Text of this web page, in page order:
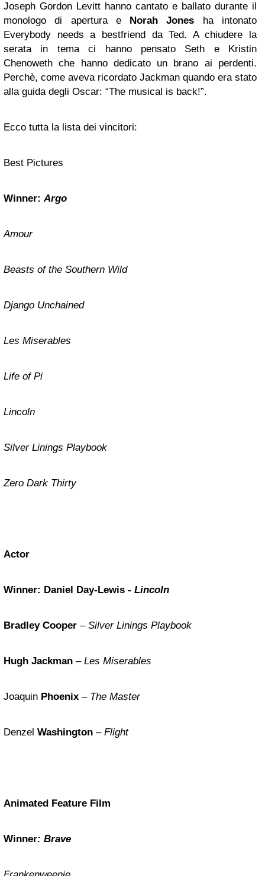
Joseph Gordon Levitt hanno cantato e ballato durante il
monologo di apertura e
Norah Jones ha intonato
Everybody needs a bestfriend da Ted. A chiudere la
serata in tema ci hanno pensato Seth e Kristin
Chenoweth che hanno dedicato un brano ai perdenti.
Perchè, come aveva ricordato Jackman quando era stato
alla guida degli Oscar: “The musical is back!”.
Ecco tutta la lista dei vincitori:
Best Pictures
Winner:Argo
Amour
Beasts of the Southern Wild
Django Unchained
Les Miserables
Life of Pi
Lincoln
Silver Linings Playbook
Zero Dark Thirty
Actor
Winner: Daniel Day-Lewis - Lincoln
Bradley Cooper – Silver Linings Playbook
Hugh Jackman – Les Miserables
Joaquin Phoenix – The Master
Denzel Washington – Flight
Animated Feature Film
Winner: Brave